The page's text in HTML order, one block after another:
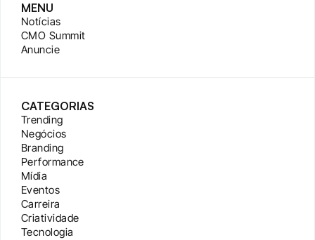
MENU
Notícias
CMO Summit
Anuncie
CATEGORIAS
Trending
Negócios
Branding
Performance
Mídia
Eventos
Carreira
Criatividade
Tecnologia